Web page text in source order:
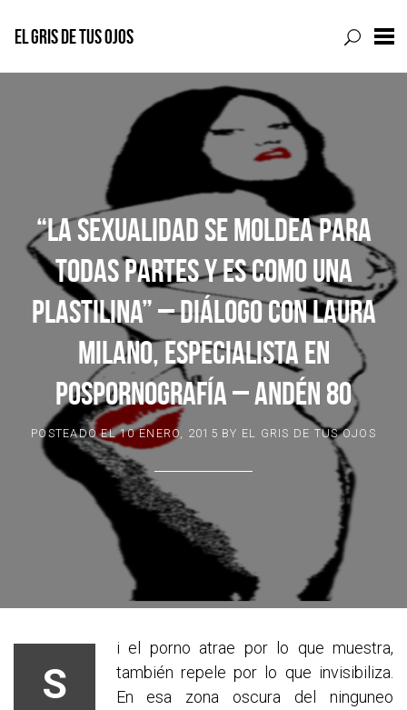
EL GRIS DE TUS OJOS
“LA SEXUALIDAD SE MOLDEA PARA
TODAS PARTES Y ES COMO UNA
PLASTILINA” – DIÁLOGO CON LAURA
MILANO, ESPECIALISTA EN
POSPORNOGRAFÍA – ANDÉN 80
POSTEADO EL10 ENERO, 2015 BY EL GRIS DE TUS OJOS
S
i el porno atrae por lo que muestra,
también repele por lo que invisibiliza.
En esa zona oscura del ninguneo